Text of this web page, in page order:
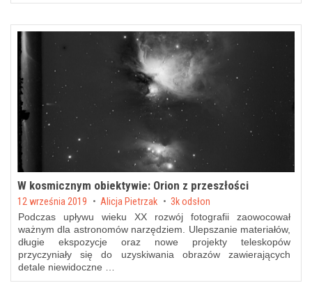
W kosmicznym obiektywie: Orion z przeszłości
Posted on
12 września 2019 by Alicja Pietrzak 3k odsłon
Podczas upływu wieku XX rozwój fotografii zaowocował
ważnym dla astronomów narzędziem. Ulepszanie materiałów,
długie ekspozycje oraz nowe projekty teleskopów
przyczyniały się do uzyskiwania obrazów zawierających
detale niewidoczne …